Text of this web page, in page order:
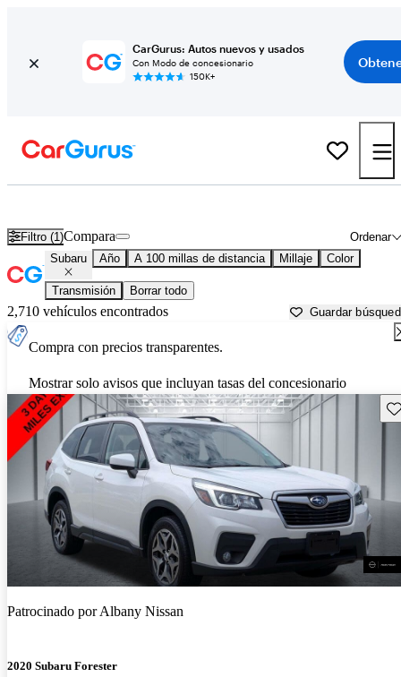
CarGurus: Autos nuevos y usados
Con Modo de concesionario
150K+
Filtro (1) Ordenar
Compara
Subaru Año A 100 millas de distancia Millaje Color
Transmisión Borrar todo
2,710 vehículos encontrados Guardar
Compra con precios transparentes.
Mostrar solo avisos que incluyan tasas del concesionario
Patrocinado porAlbany Nissan
2020 Subaru Forester